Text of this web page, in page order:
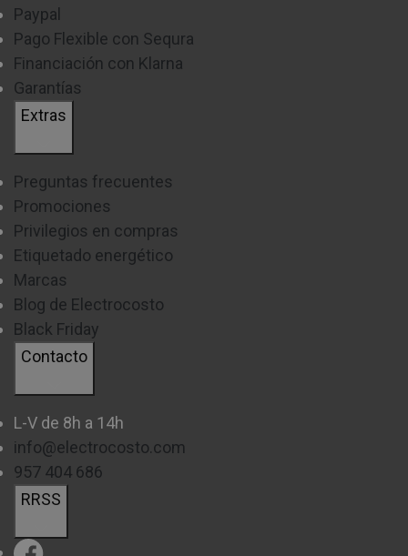
Paypal
Pago Flexible con Sequra
Financiación con Klarna
Garantías
Extras
Preguntas frecuentes
Promociones
Privilegios en compras
Etiquetado energético
Marcas
Blog de Electrocosto
Black Friday
Contacto
L-V de 8h a 14h
info@electrocosto.com
957 404 686
RRSS